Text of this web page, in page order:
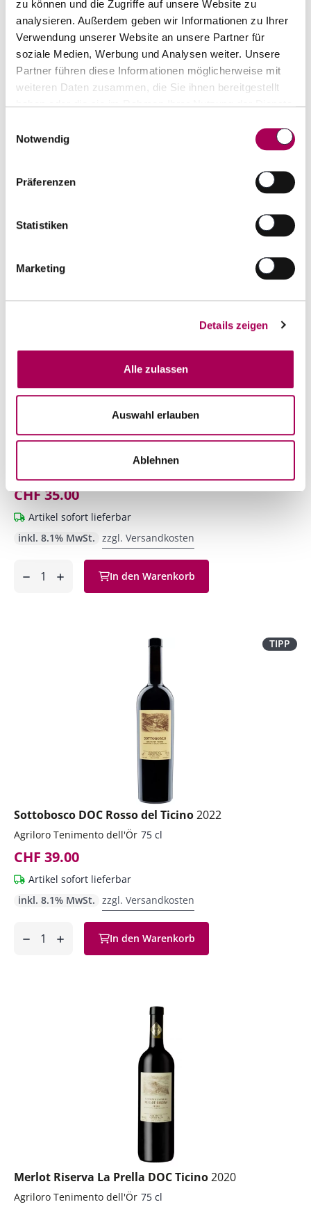
zu können und die Zugriffe auf unsere Website zu
analysieren. Außerdem geben wir Informationen zu Ihrer
Verwendung unserer Website an unsere Partner für
soziale Medien, Werbung und Analysen weiter. Unsere
Partner führen diese Informationen möglicherweise mit
weiteren Daten zusammen, die Sie ihnen bereitgestellt
haben oder die sie im Rahmen Ihrer Nutzung der Dienste
Notwendig
Präferenzen
Statistiken
Marketing
Details zeigen
Alle zulassen
Auswahl erlauben
Ablehnen
Oro Rosso DOC Ticino2019
Agriloro Tenimento dell'Ör 75 cl
CHF 22.80
inkl. 8.1% MwSt.
hinzufügen
Granito Bianco DOC Bianco del Ticino
CHF 35.00
Artikel sofort lieferbar
inkl. 8.1% MwSt. zzgl. Versandkosten
Anzahl
hinzufügen
In den Warenkorb
TIPP
Sottobosco DOC Rosso del Ticino2022
Agriloro Tenimento dell'Ör 75 cl
CHF 39.00
Artikel sofort lieferbar
inkl. 8.1% MwSt. zzgl. Versandkosten
Anzahl
hinzufügen
In den Warenkorb
Merlot Riserva La Prella DOC Ticino2020
Agriloro Tenimento dell'Ör 75 cl